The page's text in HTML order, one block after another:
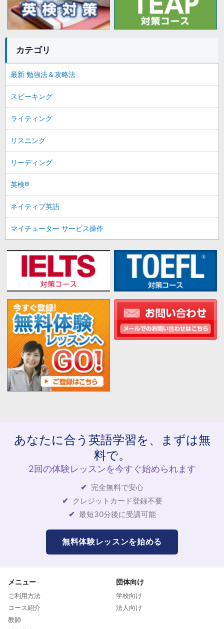
カテゴリ
最新 勉強法＆攻略法
スピーキング
ライティング
リスニング
リーディング
英検®
ネイティブ英語
マイチューター サービス操作
あなたに合う英語学習を、まずは無
料で。
2回の体験レッスンを今すぐ始められます
完全無料で安心
クレジットカード登録不要
最短30分後に受講可能
無料体験レッスンを始める
メニュー
ご利用方法
コース紹介
教師
団体向け
学校向け
法人向け